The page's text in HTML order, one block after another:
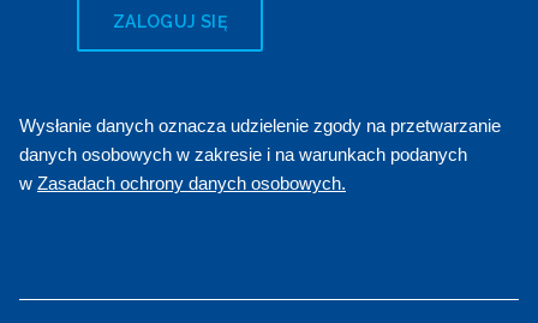
ZALOGUJ SIĘ
Wysłanie danych oznacza udzielenie zgody na przetwarzanie
danych osobowych w zakresie i na warunkach podanych
w Zasadach ochrony danych osobowych.